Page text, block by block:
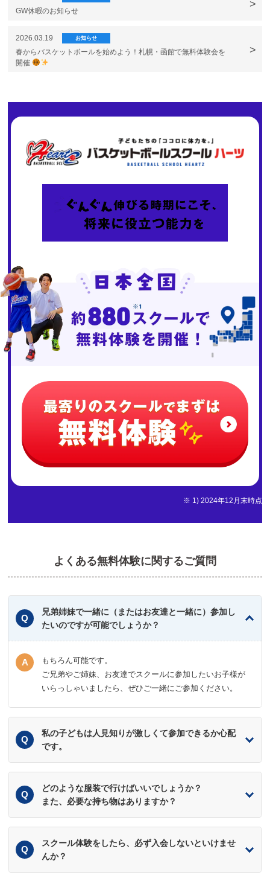
GW休暇のお知らせ
2026.03.19 お知らせ
春からバスケットボールを始めよう！札幌・函館で無料体験会を
開催
※ 1) 2024年12月末時点
よくある無料体験に関するご質問
兄弟姉妹で一緒に（またはお友達と一緒に）参加し
たいのですが可能でしょうか？
もちろん可能です。
ご兄弟やご姉妹、お友達でスクールに参加したいお子様が
いらっしゃいましたら、ぜひご一緒にご参加ください。
私の子どもは人見知りが激しくて参加できるか心配
です。
どのような服装で行けばいいでしょうか？
また、必要な持ち物はありますか？
スクール体験をしたら、必ず入会しないといけませ
んか？